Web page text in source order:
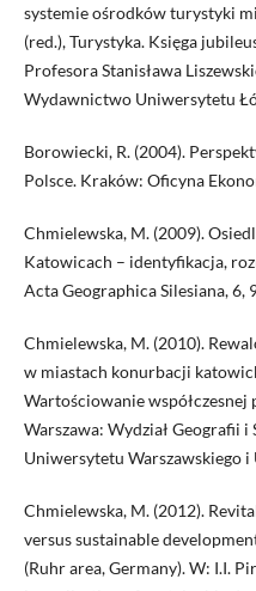
systemie ośrodków turystyki
(red.), Turystyka. Księga
Profesora Stanisława
Wydawnictwo Uniwersytetu
Borowiecki, R. (2004).
Polsce. Kraków: Oficyna
Chmielewska, M. (2009).
Katowicach – identyfikacja,
Acta Geographica Silesiana, 6,
Chmielewska, M. (2010).
w miastach konurbacji
Wartościowanie współczesnej
Warszawa: Wydział Geografii
Uniwersytetu Warszawskiego i
Chmielewska, M. (2012).
versus sustainable
(Ruhr area, Germany). W: I.I.